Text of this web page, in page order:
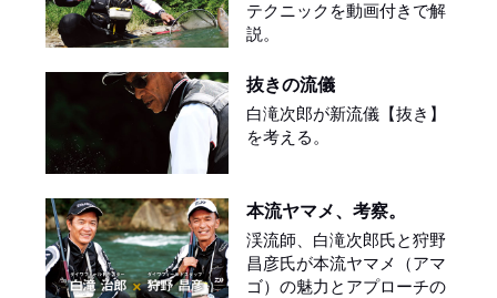
テクニックを動画付きで解
説。
抜きの流儀
白滝次郎が新流儀【抜き】
を考える。
本流ヤマメ、考察。
渓流師、白滝次郎氏と狩野
昌彦氏が本流ヤマメ（アマ
ゴ）の魅力とアプローチの